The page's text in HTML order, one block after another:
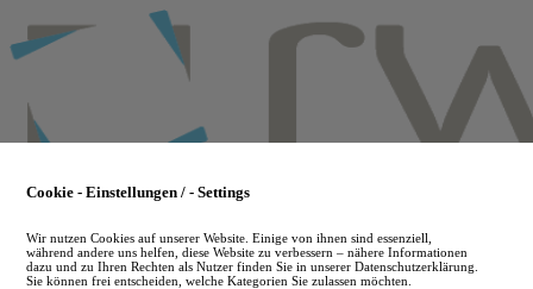
to
main
Cookie - Einstellungen / - Settings
Wir nutzen Cookies auf unserer Website. Einige von ihnen sind essenziell,
während andere uns helfen, diese Website zu verbessern – nähere Informationen
dazu und zu Ihren Rechten als Nutzer finden Sie in unserer Datenschutzerklärung.
Sie können frei entscheiden, welche Kategorien Sie zulassen möchten.